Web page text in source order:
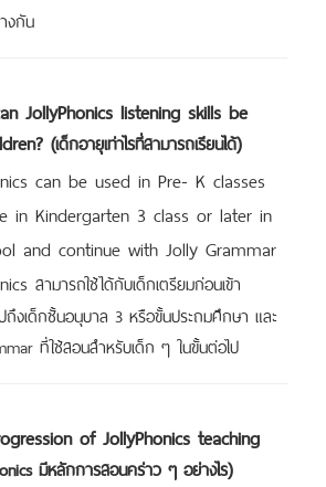
งกัน
JollyPhonics listening skills be
(เด็กอายุเท่าไรที่สามารถเรียนได้)
can be used in Pre- K classes
in Kindergarten 3 class or later in
and continue with Jolly Grammar
สามารถใช้ได้กับเด็กเตรียมก่อนเข้า
ไปถึงเด็กชั้นอนุบาล 3 หรือขั้นประถมศึกษา และ
ที่ใช้สอนสำหรับเด็ก ๆ ในขั้นต่อไป
of JollyPhonics teaching
มีหลักการสอนคร่าว ๆ อย่างไร)